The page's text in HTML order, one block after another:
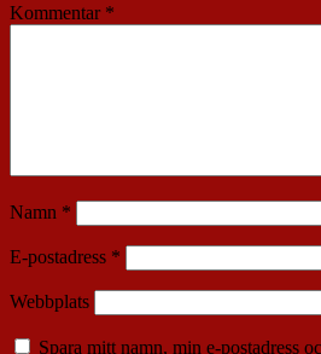
Kommentar *
Namn *
E-postadress *
Webbplats
Spara mitt namn, min e-postadress